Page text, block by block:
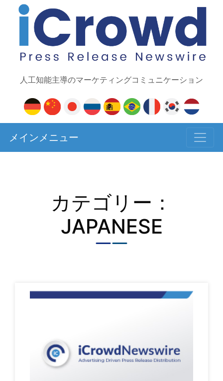
人工知能主導のマーケティングコミュニケーション
メインメニュー
カテゴリー：
JAPANESE